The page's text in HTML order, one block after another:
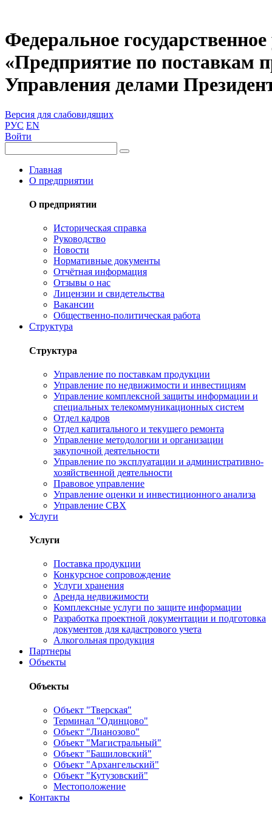
Федеральное
«Предприятие по поставкам
Управления делами
Версия для слабовидящих
РУС EN
Войти
Главная
О предприятии
О предприятии
Историческая справка
Руководство
Новости
Нормативные документы
Отчётная информация
Отзывы о нас
Лицензии и свидетельства
Вакансии
Общественно-политическая работа
Структура
Структура
Управление по поставкам продукции
Управление по недвижимости и инвестициям
Управление комплексной защиты информации и
специальных телекоммуникационных систем
Отдел кадров
Отдел капитального и текущего ремонта
Управление методологии и организации
закупочной деятельности
Управление по эксплуатации и административно-
хозяйственной деятельности
Правовое управление
Управление оценки и инвестиционного анализа
Управление СВХ
Услуги
Услуги
Поставка продукции
Конкурсное сопровождение
Услуги хранения
Аренда недвижимости
Комплексные услуги по защите информации
Разработка проектной документации и подготовка
документов для кадастрового учета
Алкогольная продукция
Партнеры
Объекты
Объекты
Объект "Тверская"
Терминал "Одинцово"
Объект "Лианозово"
Объект "Магистральный"
Объект "Башиловский"
Объект "Архангельский"
Объект "Кутузовский"
Местоположение
Контакты